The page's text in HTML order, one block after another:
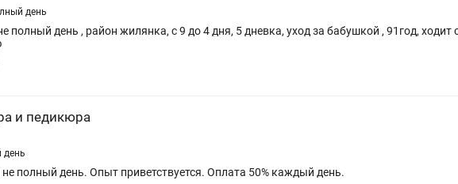
день
полный день , район жилянка, с 9 до 4 дня, 5 дневка, уход за бабушкой , 91год, ходит
и педикюра
день
полный день. Опыт приветствуется. Оплата 50% каждый день.